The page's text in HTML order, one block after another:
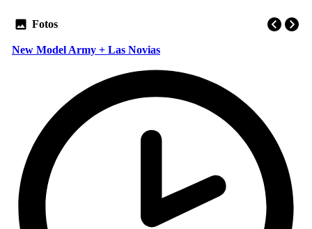
Fotos
New Model Army + Las Novias